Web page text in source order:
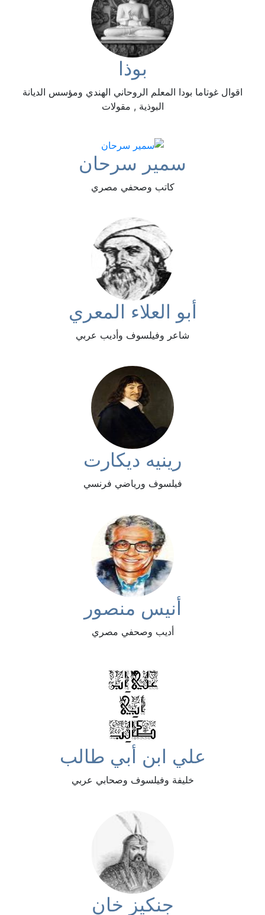
بوذا
اقوال غوتاما بودا المعلم الروحاني الهندي ومؤسس الديانة
البوذية , مقولات
سمير سرحان
كاتب وصحفي مصري
أبو العلاء المعري
شاعر وفيلسوف وأديب عربي
رينيه ديكارت
فيلسوف ورياضي فرنسي
أنيس منصور
أديب وصحفي مصري
علي ابن أبي طالب
خليفة وفيلسوف وصحابي عربي
جنكيز خان